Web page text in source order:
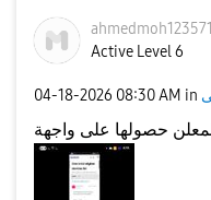
ahmedmoh123571
Active Level 6
‎04-18-2026 08:30 AM in